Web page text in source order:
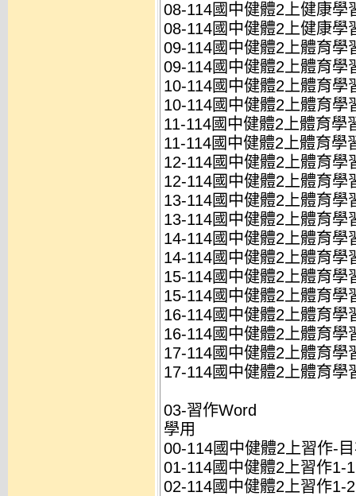
08-114國中健體2上健康學
08-114國中健體2上健康學
09-114國中健體2上體育學
09-114國中健體2上體育學
10-114國中健體2上體育學
10-114國中健體2上體育學
11-114國中健體2上體育學
11-114國中健體2上體育學
12-114國中健體2上體育學
12-114國中健體2上體育學
13-114國中健體2上體育學
13-114國中健體2上體育學
14-114國中健體2上體育學
14-114國中健體2上體育學
15-114國中健體2上體育學
15-114國中健體2上體育學
16-114國中健體2上體育學
16-114國中健體2上體育學
17-114國中健體2上體育學
17-114國中健體2上體育學
03-習作Word
學用
00-114國中健體2上習作-
01-114國中健體2上習作1-
02-114國中健體2上習作1-